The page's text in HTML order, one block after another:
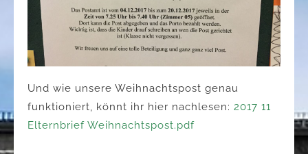
Und wie unsere Weihnachtspost genau
funktioniert, könnt ihr hier nachlesen: 2017 11
Elternbrief Weihnachtspost.pdf